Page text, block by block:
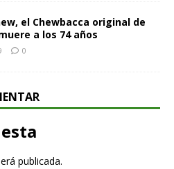
el Chewbacca original de
a los 74 años
0
publicada.